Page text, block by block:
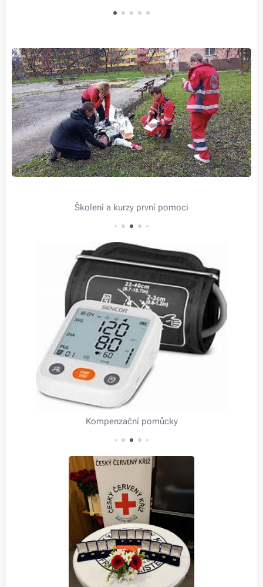
Školení a kurzy první pomoci
Kompenzační pomůcky